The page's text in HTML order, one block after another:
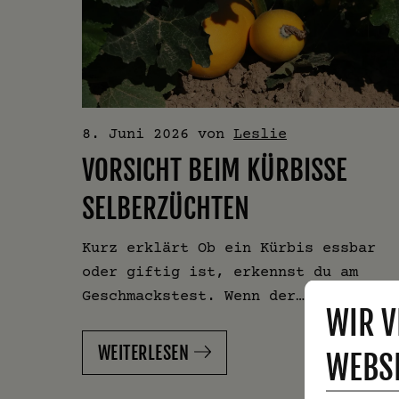
8. Juni 2026 von Leslie
VORSICHT BEIM KÜRBISSE
SELBERZÜCHTEN
Kurz erklärt Ob ein Kürbis essbar
oder giftig ist, erkennst du am
Geschmackstest. Wenn der…
WEITERLESEN
WIR